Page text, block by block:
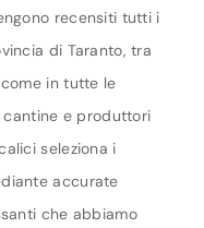
recensiti tutti i
di Taranto, tra
in tutte le
cantine e produttori
seleziona i
accurate
che abbiamo